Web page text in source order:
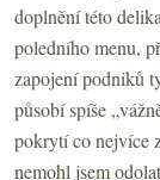
doplnění této
poledního menu,
zapojení podniků
působí spíše
pokrytí co nejvíce
nemohl jsem